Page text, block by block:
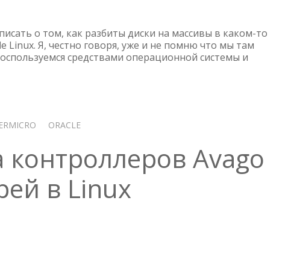
КОНТРОЛЛЕРОМ
LSI
(BROADCOM,
В
о том, как разбиты диски на массивы в каком-то
Linux. Я, честно говоря, уже и не помню что мы там
средствами операционной системы и
ORACLE
контроллеров Avago
в Linux